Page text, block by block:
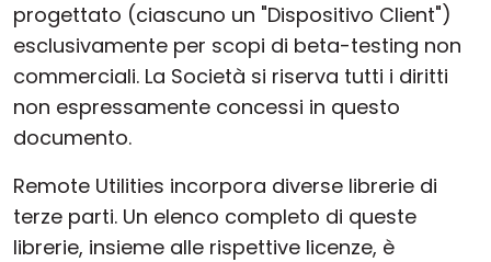
progettato (ciascuno un "Dispositivo Client")
esclusivamente per scopi di beta-testing non
commerciali. La Società si riserva tutti i diritti
non espressamente concessi in questo
documento.
Remote Utilities incorpora diverse librerie di
terze parti. Un elenco completo di queste
librerie, insieme alle rispettive licenze, è